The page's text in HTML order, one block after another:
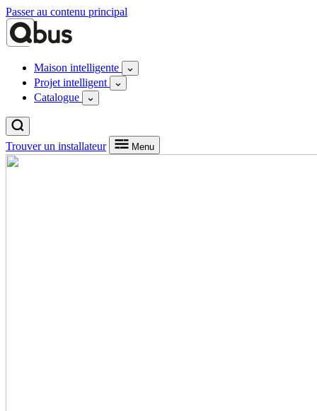
Passer au contenu principal
Maison intelligente
Projet intelligent
Catalogue
Trouver un installateur Menu